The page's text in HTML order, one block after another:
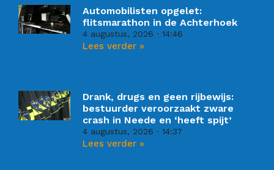
Automobilisten opgelet:
flitsmarathon in de Achterhoek
4 augustus, 2026 14:46
Lees verder »
Drank, drugs en geen rijbewijs:
bestuurder veroorzaakt zware
crash in Neede en ‘heeft spijt’
4 augustus, 2026 14:37
Lees verder »